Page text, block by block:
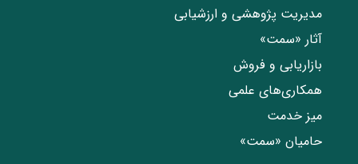
مدیریت پژوهشی و ارزشیابی
آثار «سمت»
بازاریابی و فروش
همکاری‌های علمی
میز خدمت
حامیان «سمت»